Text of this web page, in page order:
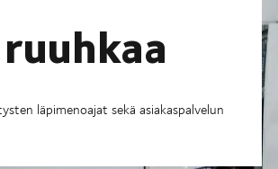
läpimenoajat sekä asiakaspalvelun